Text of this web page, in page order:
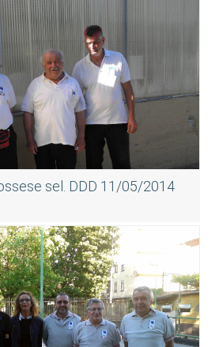
sel. DDD 11/05/2014